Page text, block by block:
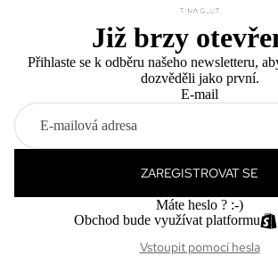
Již brzy
Přihlaste se k odběru našeho newsletteru,
dozvěděli jako první.
E-mail
ZAREGISTROVAT SE
Máte heslo ? :-)
Obchod bude využívat platformu
Vstoupit pomocí hesla